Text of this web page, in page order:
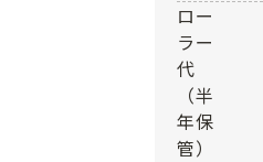
ロー
ラー
代
（半
年保
管）